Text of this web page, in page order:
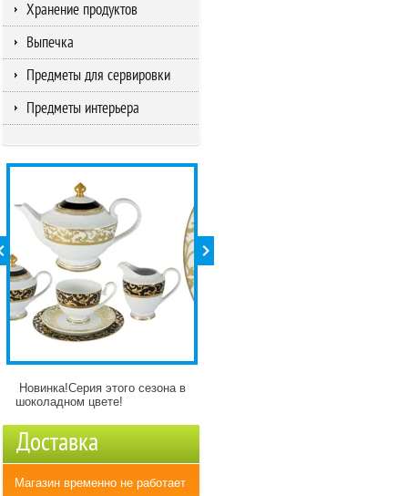
Хранение продуктов
Выпечка
Предметы для сервировки
Предметы интерьера
Новинка!Серия этого сезона в
шоколадном цвете!
Доставка
Магазин временно не работает